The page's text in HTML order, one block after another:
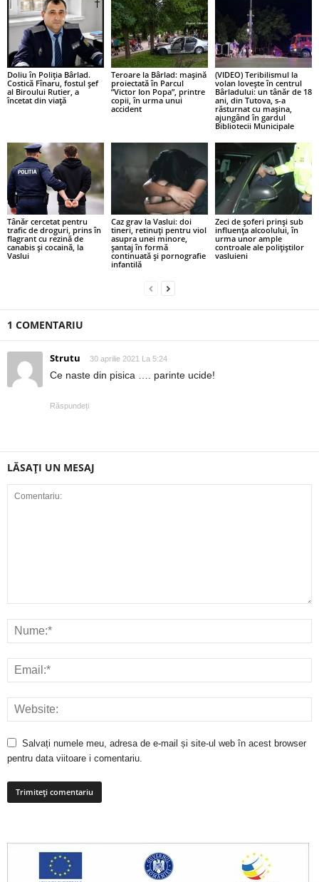
Doliu în Poliția Bârlad.
Costică Fînaru, fostul șef
al Biroului Rutier, a
încetat din viață
Teroare la Bârlad: mașină
proiectată în Parcul
”Victor Ion Popa”, printre
copii, în urma unui
accident
(VIDEO) Teribilismul la
volan lovește în centrul
Bârladului: un tânăr de 18
ani, din Tutova, s-a
răsturnat cu mașina,
ajungând în gardul
Bibliotecii Municipale
Tânăr cercetat pentru
trafic de droguri, prins în
flagrant cu rezină de
canabis și cocaină, la
Vaslui
Caz grav la Vaslui: doi
tineri, retinuți pentru viol
asupra unei minore,
șantaj în formă
continuată și pornografie
infantilă
Zeci de șoferi prinși sub
influența alcoolului, în
urma unor ample
controale ale polițiștilor
vasluieni
1 COMENTARIU
Strutu 30 aprilie 2021 La 5:24
Ce naste din pisica …. parinte ucide!
Răspundeți
LĂSAȚI UN MESAJ
Salvați numele meu, adresa de e-mail și site-ul web în acest browser
pentru data viitoare i comentariu.